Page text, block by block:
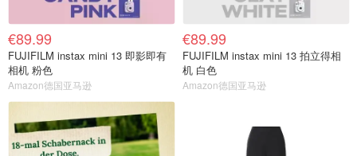
€89.99
FUJIFILM instax mini 13 即影即有
相机 粉色
Amazon德国亚马逊
€89.99
FUJIFILM instax mini 13 拍立得相
机 白色
Amazon德国亚马逊